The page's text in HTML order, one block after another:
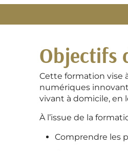
Objectifs
Cette formation vise
numériques
vivant à domicile, en
À l’issue de la
Comprendre les